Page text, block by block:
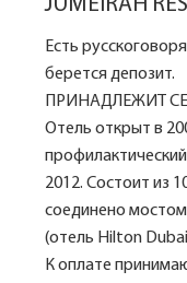
JUMEIRAH
Есть
берется депозит.
ПРИНАДЛЕЖИТ
Отель открыт в
2012. Состоит из
соединено
(отель Hilton Dubai
К оплате